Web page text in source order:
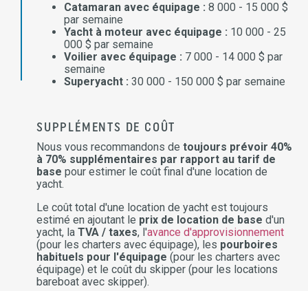
Catamaran avec équipage : 8 000 - 15 000 $
par semaine
Yacht à moteur avec équipage : 10 000 - 25
000 $ par semaine
Voilier avec équipage : 7 000 - 14 000 $ par
semaine
Superyacht : 30 000 - 150 000 $ par semaine
SUPPLÉMENTS DE COÛT
Nous vous recommandons de toujours prévoir 40%
à 70% supplémentaires par rapport au tarif de
base pour estimer le coût final d'une location de
yacht.
Le coût total d'une location de yacht est toujours
estimé en ajoutant le prix de location de base d'un
yacht, la TVA / taxes, l'avance d'approvisionnement
(pour les charters avec équipage), les pourboires
habituels pour l'équipage (pour les charters avec
équipage) et le coût du skipper (pour les locations
bareboat avec skipper).